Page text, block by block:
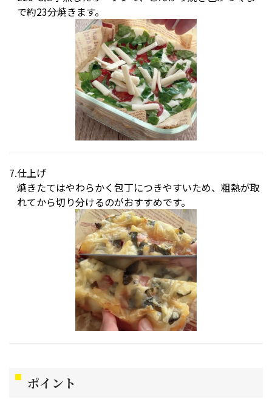
で約23分焼きます。
仕上げ
焼きたてはやわらかく包丁につきやすいため、粗熱が取
れてから切り分けるのがおすすめです。
ポイント